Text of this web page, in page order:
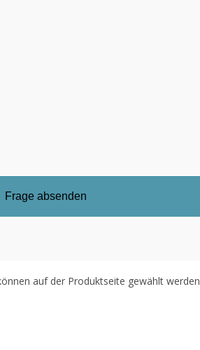
auf der Produktseite gewählt werden